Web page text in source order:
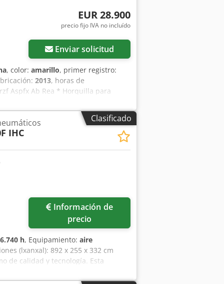
EUR 28.900
precio fijo IVA no incluído
Enviar solicitud
, color: amarillo, primer registro:
2013, horas de
Aspfx Ab Rea * Horquilla para
Clasificado
IHC
precio
6.740 h, Equipamiento: aire
(lxanxal): 892 x 255 x 332 cm
de calidad y tecnología. Esta
en todo tipo de obra. Motor potente,
Altura de excavación: 8.940